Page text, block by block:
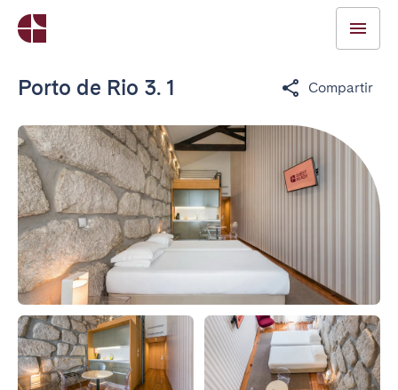
Porto de Rio 3. 1 Compartir